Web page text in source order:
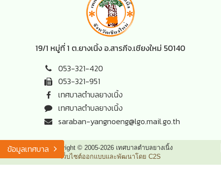
ข้อมูลเทศบาล
19/1 หมู่ที่ 1 ต.ยางเนิ้ง อ.สารภีจ.เชียงใหม่ 50140
053-321-420
053-321-951
เทศบาลตำบลยางเนิ้ง
เทศบาลตำบลยางเนิ้ง
saraban-yangnoeng@lgo.mail.go.th
Copyright © 2005-2026 เทศบาลตำบลยางเนิ้ง
เว็บไซต์ออกแบบและพัฒนาโดย C2S